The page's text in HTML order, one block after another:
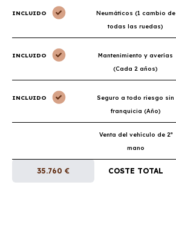
INCLUIDO
Neumáticos (1 cambio de
todas las ruedas)
INCLUIDO
Mantenimiento y averías
(Cada 2 años)
INCLUIDO
Seguro a todo riesgo sin
franquicia (Año)
Venta del vehículo de 2ª
mano
35.760 € COSTE TOTAL